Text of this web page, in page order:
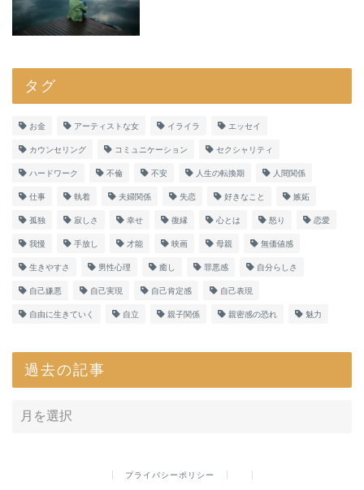
タグ
お金 アーティストな女 イライラ エッセイ
カウンセリング コミュニケーション セクシャリティ
ハードワーク 不倫 不安 人生の転換期 人間関係
仕事 執着 夫婦関係 失恋 好きなこと 嫉妬
孤独 寂しさ 幸せ 復縁 心とは 怒り 恋愛
我慢 手放し 才能 映画 母親 無価値感
生きやすさ 男性心理 癒し 罪悪感 自分らしさ
自己嫌悪 自己実現 自己肯定感 自己表現
自由に生きていく 自立 親子関係 親密感の恐れ 魅力
過去の記事
プライバシーポリシー